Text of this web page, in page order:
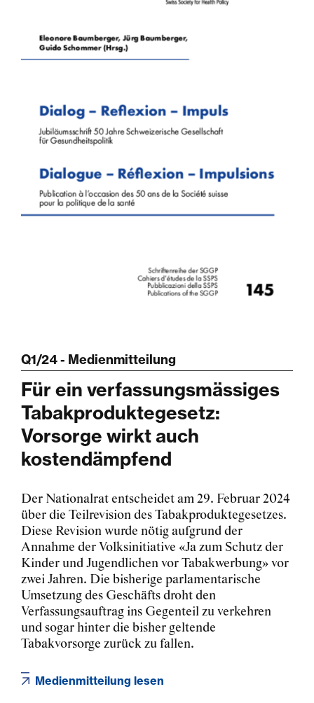
Q1/24 - Medienmitteilung
Für ein verfassungsmässiges
Tabakproduktegesetz:
Vorsorge wirkt auch
kostendämpfend
Der Nationalrat entscheidet am 29. Februar 2024
über die Teilrevision des Tabakproduktegesetzes.
Diese Revision wurde nötig aufgrund der
Annahme der Volksinitiative «Ja zum Schutz der
Kinder und Jugendlichen vor Tabakwerbung» vor
zwei Jahren. Die bisherige parlamentarische
Umsetzung des Geschäfts droht den
Verfassungsauftrag ins Gegenteil zu verkehren
und sogar hinter die bisher geltende
Tabakvorsorge zurück zu fallen.
Medienmitteilung lesen